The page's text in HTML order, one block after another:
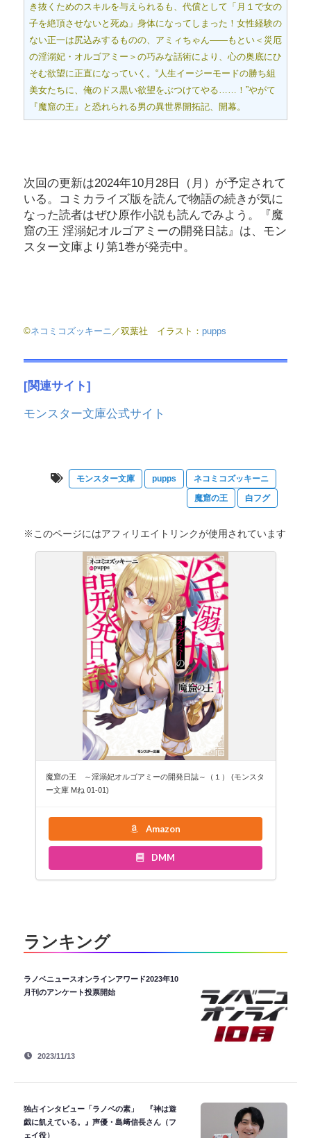
き抜くためのスキルを与えられるも、代償として「月１で女の
子を絶頂させないと死ぬ」身体になってしまった！女性経験の
ない正一は尻込みするものの、アミィちゃん――もとい＜災厄
の淫溺妃・オルゴアミー＞の巧みな話術により、心の奥底にひ
そむ欲望に正直になっていく。“人生イージーモードの勝ち組
美女たちに、俺のドス黒い欲望をぶつけてやる……！”やがて
『魔窟の王』と恐れられる男の異世界開拓記、開幕。
次回の更新は2024年10月28日（月）が予定されて
いる。コミカライズ版を読んで物語の続きが気に
なった読者はぜひ原作小説も読んでみよう。『魔
窟の王 淫溺妃オルゴアミーの開発日誌』は、モン
スター文庫より第1巻が発売中。
©ネコミコズッキーニ ／双葉社 イラスト： pupps
[関連サイト]
モンスター文庫公式サイト
モンスター文庫 pupps
ネコミコズッキーニ
魔窟の王
白フグ
※このページにはアフィリエイトリンクが使用されています
魔窟の王 ～淫溺妃オルゴアミーの開発日誌～（１） (モンスタ
ー文庫 Mね 01-01)
Amazon
DMM
ランキング
ラノベニュースオンラインアワード2023年10
月刊のアンケート投票開始
2023/11/13
独占インタビュー「ラノベの素」 『神は遊
戯に飢えている。』声優・島﨑信長さん（フ
ェイ役）